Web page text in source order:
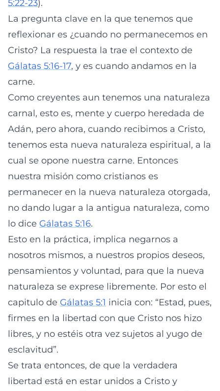
5:22-23).
La pregunta clave en la que tenemos que
reflexionar es ¿cuando no permanecemos en
Cristo? La respuesta la trae el contexto de
Gálatas 5:16-17, y es cuando andamos en la
carne.
Como creyentes aun tenemos una naturaleza
carnal, esto es, mente y cuerpo heredada de
Adán, pero ahora, cuando recibimos a Cristo,
tenemos esta nueva naturaleza espiritual, a la
cual se opone nuestra carne. Entonces
nuestra misión como cristianos es
permanecer en la nueva naturaleza otorgada,
no dando lugar a la antigua naturaleza, como
lo dice Gálatas 5:16.
Esto en la práctica, implica negarnos a
nosotros mismos, a nuestros propios deseos,
pensamientos y voluntad, para que la nueva
naturaleza se exprese libremente. Por esto el
capitulo de Gálatas 5:1 inicia con: “Estad, pues,
firmes en la libertad con que Cristo nos hizo
libres, y no estéis otra vez sujetos al yugo de
esclavitud”.
Se trata entonces, de que la verdadera
libertad está en estar unidos a Cristo y